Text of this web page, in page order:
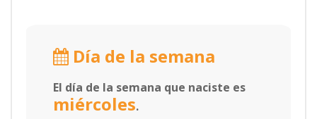
Día de la semana
El día de la semana que naciste es
miércoles.